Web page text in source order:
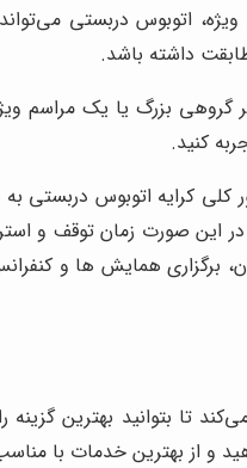
اتوبوس دربستی
داشته باشد.
بزرگ یا یک مراسم
کنید.
کرایه اتوبوس دربستی
این صورت زمان توقف و
همایش ها و کنفرانس،
تا بتوانید بهترین
و از بهترین خدمات با